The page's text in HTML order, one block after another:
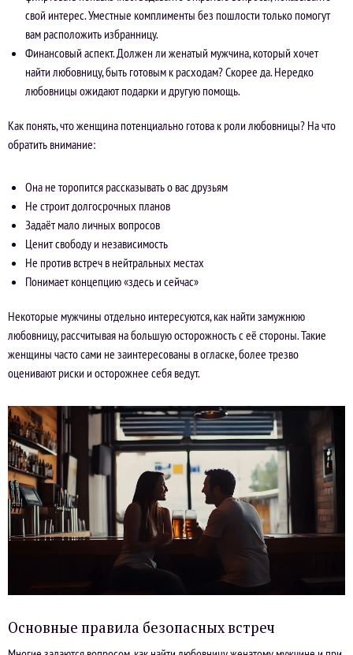
свой интерес. Уместные комплименты без пошлости только помогут
вам расположить избранницу.
Финансовый аспект. Должен ли женатый мужчина, который хочет
найти любовницу, быть готовым к расходам? Скорее да. Нередко
любовницы ожидают подарки и другую помощь.
Как понять, что женщина потенциально готова к роли любовницы? На что
обратить внимание:
Она не торопится рассказывать о вас друзьям
Не строит долгосрочных планов
Задаёт мало личных вопросов
Ценит свободу и независимость
Не против встреч в нейтральных местах
Понимает концепцию «здесь и сейчас»
Некоторые мужчины отдельно интересуются, как найти замужнюю
любовницу, рассчитывая на большую осторожность с её стороны. Такие
женщины часто сами не заинтересованы в огласке, более трезво
оценивают риски и осторожнее себя ведут.
Основные правила безопасных встреч